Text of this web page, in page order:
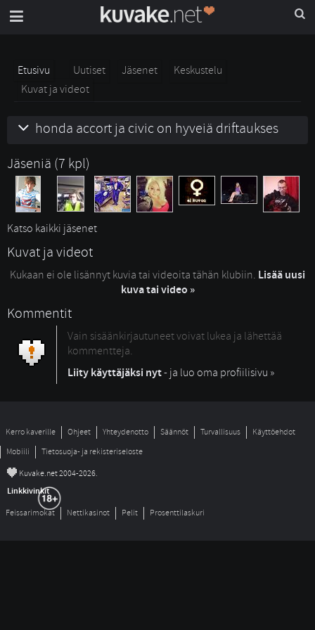
Etusivu Uutiset Jäsenet
Keskustelu
Kuvat ja videot
honda accort ja civic on hyveiä driftaukses
Jäseniä (7 kpl)
Katso kaikki jäsenet
Kuvat ja videot
Kukaan ei ole lisännyt kuvia tai videoita tähän klubiin. Lisää uusi
kuva tai video »
Kommentit
Vain sisäänkirjautuneet voivat lukea ja lähettää
kommentteja.
Liity käyttäjäksi nyt- ja luo oma profiilisivu »
Kerro kaverille Ohjeet Yhteydenotto Säännöt Turvallisuus
Käyttöehdot
Mobiili
Tietosuoja- ja rekisteriseloste
© Kuvake.net 2004-2026.
Linkkivinkit
Feissarimokat Nettikasinot Pelit Prosenttilaskuri